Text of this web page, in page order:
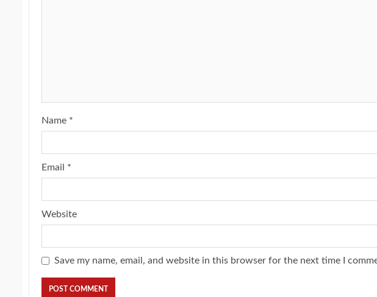
Name *
Email *
Website
Save my name, email, and website in this browser for the next time I